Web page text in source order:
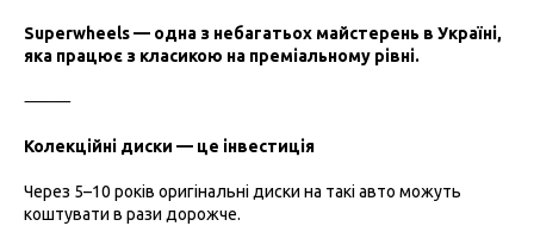
Superwheels — одна з небагатьох майстерень в Україні,
яка працює з класикою на преміальному рівні.
⸻
Колекційні диски — це інвестиція
Через 5–10 років оригінальні диски на такі авто можуть
коштувати в рази дорожче.